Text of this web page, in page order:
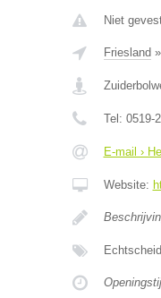
Niet
Friesland »
Tel: 0519-
E-mail ›
Website: